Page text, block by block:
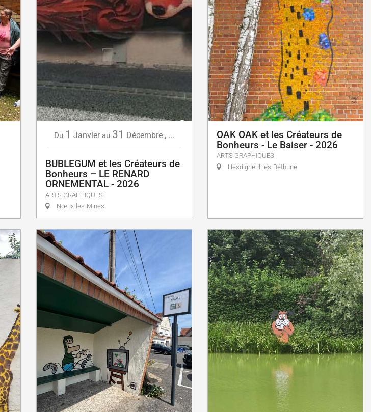
Du 1 Janvier au 31 Décembre , ...
BUBLEGUM et les Créateurs de
Bonheurs – LE RENARD
ORNEMENTAL - 2026
ARTS GRAPHIQUES
Nœux-les-Mines
OAK OAK et les Créateurs de
Bonheurs - Le Baiser - 2026
ARTS GRAPHIQUES
Hesdigneul-lès-Béthune